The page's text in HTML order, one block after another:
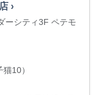
›
ーシティ3F ペテモ
10）